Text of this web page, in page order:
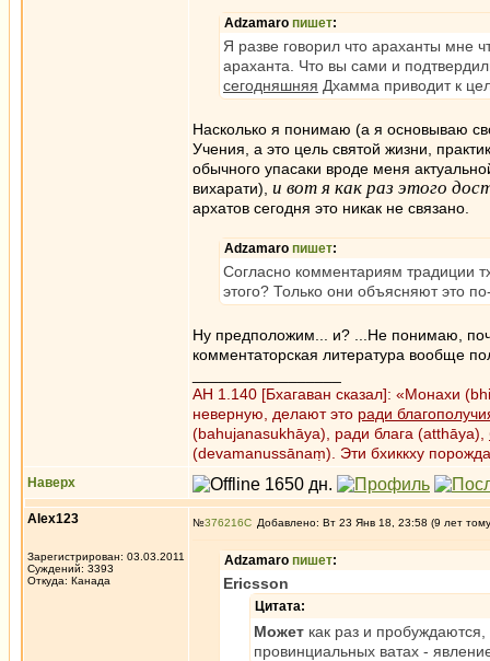
Adzamaro пишет:
Я разве говорил что араханты мне
араханта. Что вы сами и
сегодняшняя Дхамма приводит к
Насколько я понимаю (а я основываю
Учения, а это цель святой жизни,
обычного упасаки вроде меня
вихарати), и вот я как раз этого
архатов сегодня это никак не связано.
Adzamaro пишет:
Согласно комментариям традиции
этого? Только они объясняют это
Ну предположим... и? ...Не понимаю,
комментаторская литература вообще
АН 1.140 [Бхагаван сказал]: «Монахи
неверную, делают это ради
(bahujanasukhāya), ради блага (atthāya),
(devamanussānaṃ). Эти бхиккху
Наверх
Alex123
Зарегистрирован: 03.03.2011
Суждений: 3393
Откуда: Канада
№376216 Добавлено: Вт 23 Янв 18, 23:58 (9 лет
Adzamaro пишет:
Ericsson
Цитата:
Может как раз и
провинциальных ватах -